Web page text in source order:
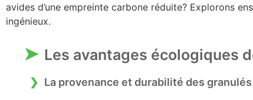
avides d’une empreinte carbone réduite? Explorons
ingénieux.
Les avantages écologiques
La provenance et durabilité des